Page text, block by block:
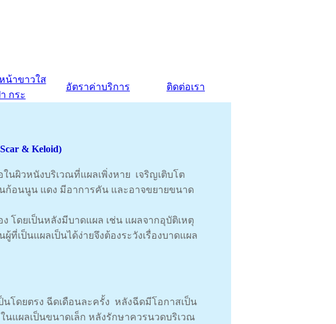
หน้าขาวใส
กระ
อัตราค่าบริการ ติดต่อเรา
& Keloid)
นผิวหนังบริเวณที่แผลเพิ่งหาย เจริญเติบโต
ก้อนนูน แดง มีอาการคัน และอาจขยายขนาด
โดยเป็นหลังมีบาดแผล เช่น แผลจากอุบัติเหตุ
เป็นแผลเป็นได้ง่ายจึงต้องระวังเรื่องบาดแผล
โดยตรง ฉีดเดือนละครั้ง หลังฉีดมีโอกาสเป็น
แผลเป็นขนาดเล็ก หลังรักษาควรนวดบริเวณ